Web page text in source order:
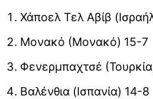
Χάποελ Τελ Αβίβ
Μονακό (Μονακό) 15-7
Φενερμπαχτσέ
Βαλένθια (Ισπανία) 14-8